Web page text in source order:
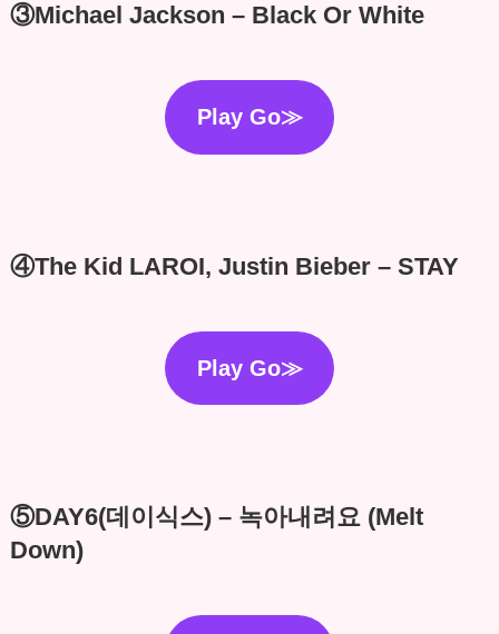
③Michael Jackson – Black Or White
Play Go≫
④The Kid LAROI, Justin Bieber – STAY
Play Go≫
⑤DAY6(데이식스) – 녹아내려요 (Melt
Down)